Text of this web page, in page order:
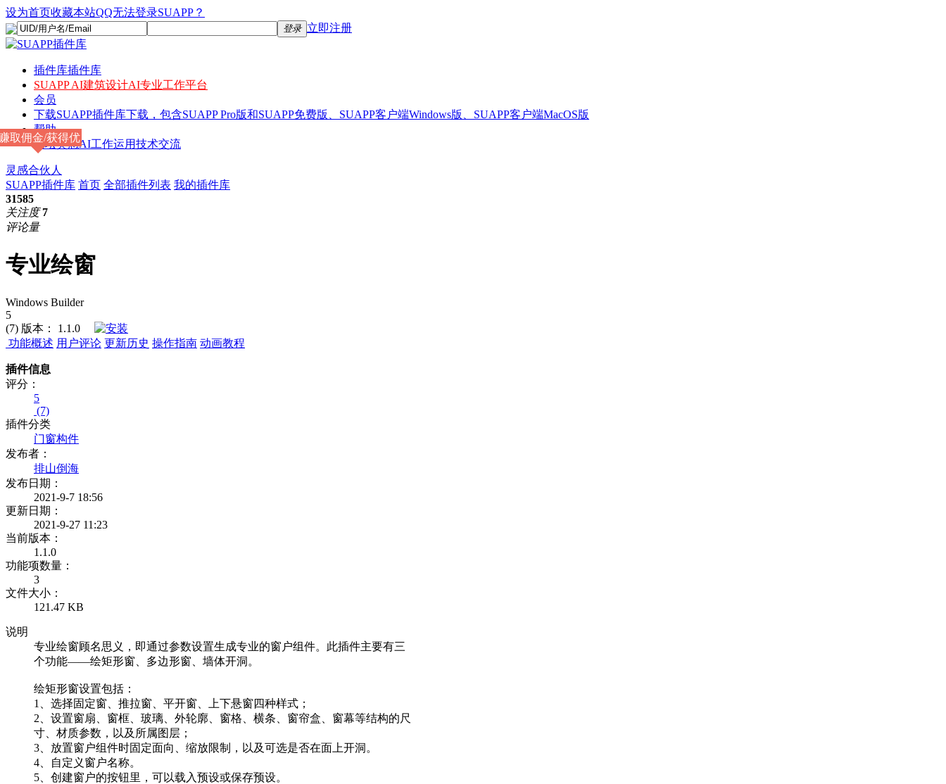
设为首页收藏本站QQ无法登录SUAPP？
登录 立即注册
插件库插件库
SUAPP AI建筑设计AI专业工作平台
会员
下载SUAPP插件库下载，包含SUAPP Pro版和SUAPP免费版、SUAPP客户端Windows版、SUAPP客户端MacOS版
帮助
论坛灵感AI工作运用技术交流
灵感合伙人
取佣金/获得优
惠
SUAPP插件库 首页 全部插件列表 我的插件库
31585
关注度 7
评论量
专业绘窗
Windows Builder
5
(7) 版本：
1.1.0
功能概述 用户评论 更新历史 操作指南 动画教程
插件信息
评分：
5
(7)
插件分类
门窗构件
发布者：
排山倒海
发布日期：
2021-9-7 18:56
更新日期：
2021-9-27 11:23
当前版本：
1.1.0
功能项数量：
3
文件大小：
121.47 KB
说明
专业绘窗顾名思义，即通过参数设置生成专业的窗户组件。此插件主要有三
个功能——绘矩形窗、多边形窗、墙体开洞。
绘矩形窗设置包括：
1、选择固定窗、推拉窗、平开窗、上下悬窗四种样式；
2、设置窗扇、窗框、玻璃、外轮廓、窗格、横条、窗帘盒、窗幕等结构的尺
寸、材质参数，以及所属图层；
3、放置窗户组件时固定面向、缩放限制，以及可选是否在面上开洞。
4、自定义窗户名称。
5、创建窗户的按钮里，可以载入预设或保存预设。